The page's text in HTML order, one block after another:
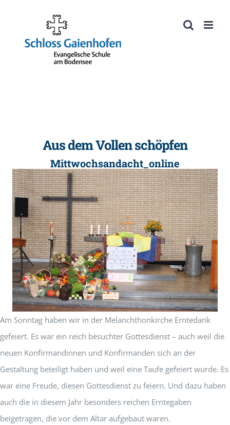
Werkzeugleiste öffnen
springen
Aus dem Vollen schöpfen
Mittwochsandacht_online
Am Sonntag haben wir in der Melanchthonkirche Erntedank
gefeiert. Es war ein reich besuchter Gottesdienst – auch weil die
neuen Konfirmandinnen und Konfirmanden sich an der
Gestaltung beteiligt haben und weil eine Taufe gefeiert wurde. Es
war eine Freude, diesen Gottesdienst zu feiern. Und dazu haben
auch die in diesem Jahr besonders reichen Erntegaben
beigetragen, die vor dem Altar aufgebaut waren.